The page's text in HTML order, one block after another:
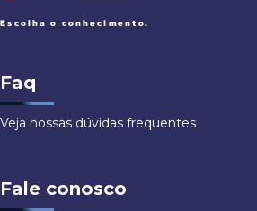
Faq
Veja nossas dúvidas frequentes
Fale conosco